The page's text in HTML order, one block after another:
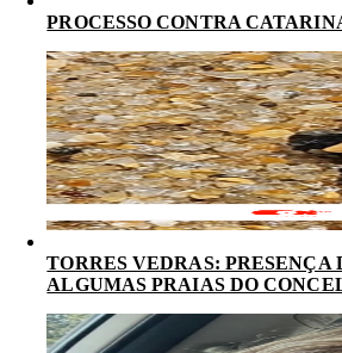
PROCESSO CONTRA
TORRES VEDRAS:
ALGUMAS PRAIAS DO